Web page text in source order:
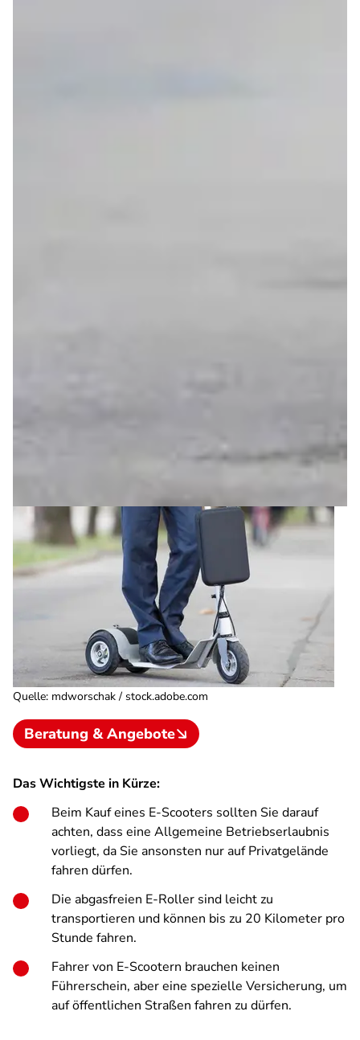
Quelle: mdworschak / stock.adobe.com
Beratung & Angebote
Das Wichtigste in Kürze:
Beim Kauf eines E-Scooters sollten Sie darauf
achten, dass eine Allgemeine Betriebserlaubnis
vorliegt, da Sie ansonsten nur auf Privatgelände
fahren dürfen.
Die abgasfreien E-Roller sind leicht zu
transportieren und können bis zu 20 Kilometer pro
Stunde fahren.
Fahrer von E-Scootern brauchen keinen
Führerschein, aber eine spezielle Versicherung, um
auf öffentlichen Straßen fahren zu dürfen.